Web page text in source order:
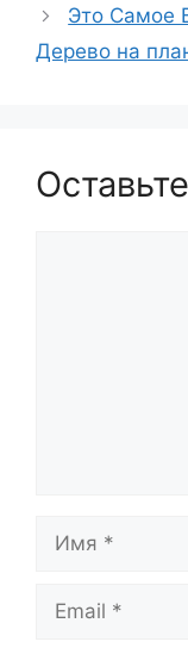
Это Самое
Дерево на
Имя
Email